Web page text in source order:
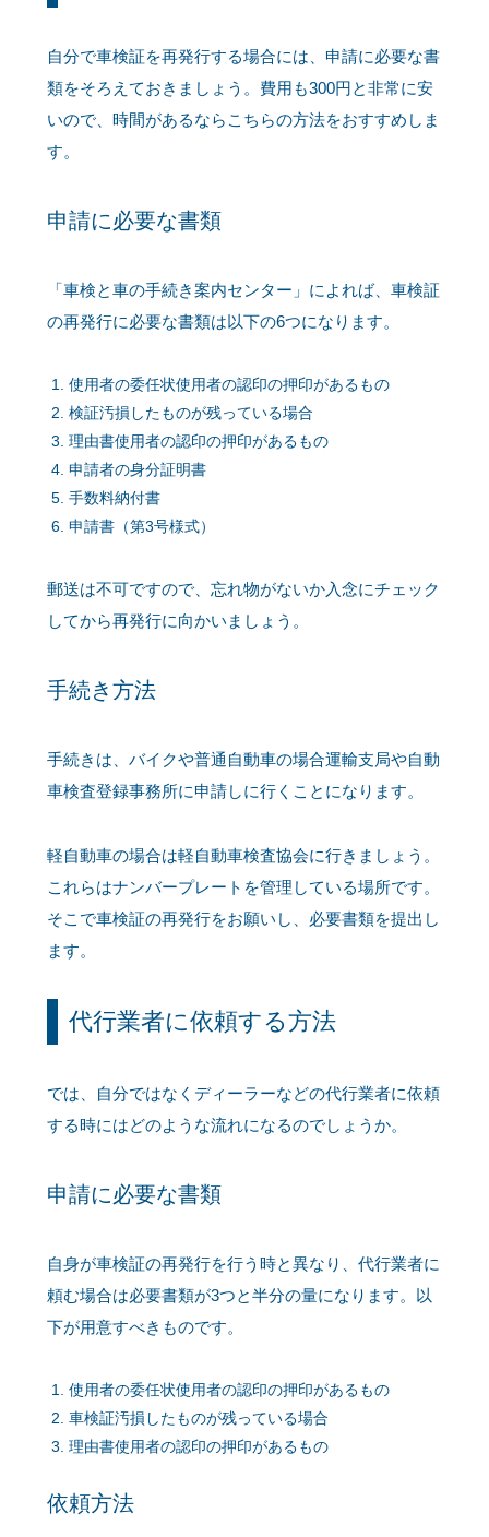
自分で車検証を再発行する場合には、申請に必要な書
類をそろえておきましょう。費用も300円と非常に安
いので、時間があるならこちらの方法をおすすめしま
す。
申請に必要な書類
「車検と車の手続き案内センター」によれば、車検証
の再発行に必要な書類は以下の6つになります。
使用者の委任状使用者の認印の押印があるもの
検証汚損したものが残っている場合
理由書使用者の認印の押印があるもの
申請者の身分証明書
手数料納付書
申請書（第3号様式）
郵送は不可ですので、忘れ物がないか入念にチェック
してから再発行に向かいましょう。
手続き方法
手続きは、バイクや普通自動車の場合運輸支局や自動
車検査登録事務所に申請しに行くことになります。
軽自動車の場合は軽自動車検査協会に行きましょう。
これらはナンバープレートを管理している場所です。
そこで車検証の再発行をお願いし、必要書類を提出し
ます。
代行業者に依頼する方法
では、自分ではなくディーラーなどの代行業者に依頼
する時にはどのような流れになるのでしょうか。
申請に必要な書類
自身が車検証の再発行を行う時と異なり、代行業者に
頼む場合は必要書類が3つと半分の量になります。以
下が用意すべきものです。
使用者の委任状使用者の認印の押印があるもの
車検証汚損したものが残っている場合
理由書使用者の認印の押印があるもの
依頼方法